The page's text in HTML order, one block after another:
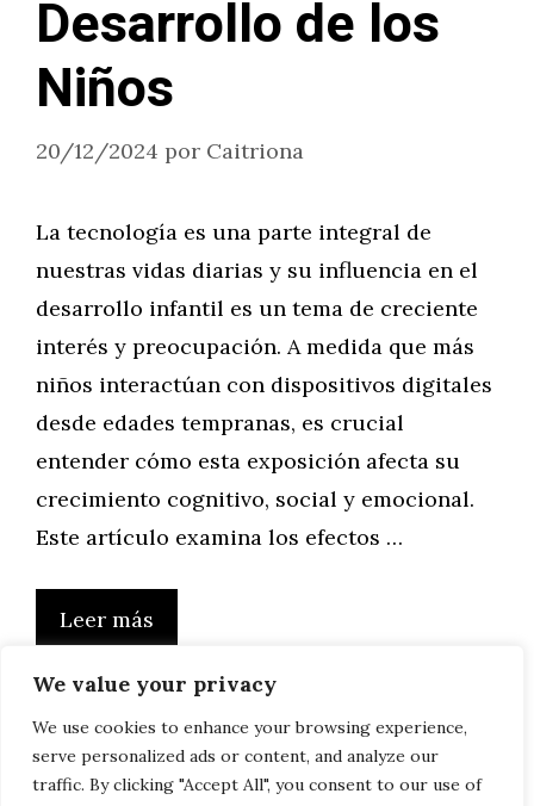
We value your privacy
We use cookies to enhance your browsing experience,
serve personalized ads or content, and analyze our
traffic. By clicking "Accept All", you consent to our use of
Desarrollo de los
Niños
20/12/2024 por Caitriona
La tecnología es una parte integral de
nuestras vidas diarias y su influencia en el
desarrollo infantil es un tema de creciente
interés y preocupación. A medida que más
niños interactúan con dispositivos digitales
desde edades tempranas, es crucial
entender cómo esta exposición afecta su
crecimiento cognitivo, social y emocional.
Este artículo examina los efectos …
Leer más
←Anterior Página
1 Página
2 Página
3 … Página
35 Siguiente